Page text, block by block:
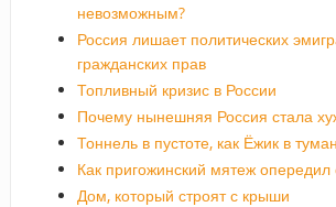
невозможным?
Россия лишает политических
гражданских прав
Топливный кризис в России
Почему нынешняя Россия стала
Тоннель в пустоте, как Ёжик в
Как пригожинский мятеж
Дом, который строят с крыши